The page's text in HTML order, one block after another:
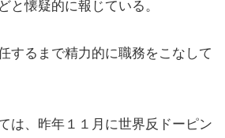
と懐疑的に報じている。
するまで精力的に職務をこなして
は、昨年１１月に世界反ドーピン